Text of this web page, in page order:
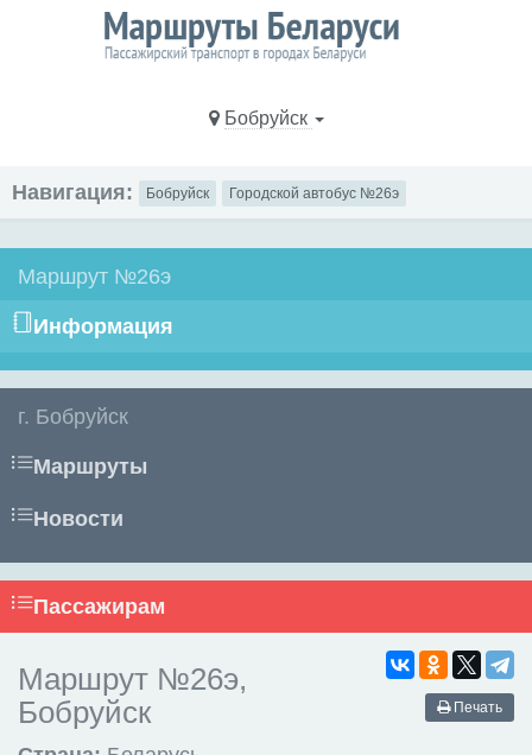
Бобруйск
Навигация: Бобруйск Городской автобус №26э
Маршрут №26э
Информация
г. Бобруйск
Маршруты
Новости
Пассажирам
Печать
Маршрут №26э,
Бобруйск